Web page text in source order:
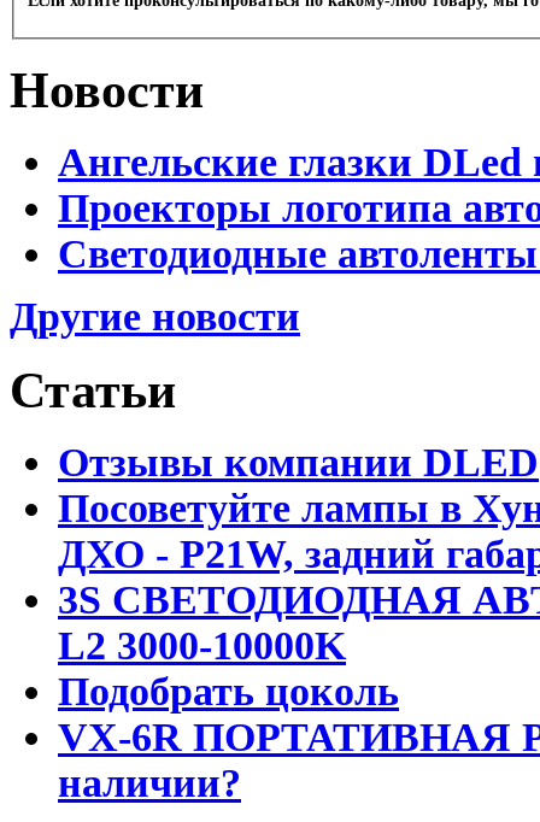
Новости
Ангельские глазки DLed
Проекторы логотипа
Светодиодные
Другие новости
Статьи
Отзывы компании DLED
Посоветуйте лампы в
ДХО - P21W, задний
3S СВЕТОДИОДНАЯ
L2 3000-10000K
Подобрать цоколь
VX-6R ПОРТАТИВНАЯ
наличии?